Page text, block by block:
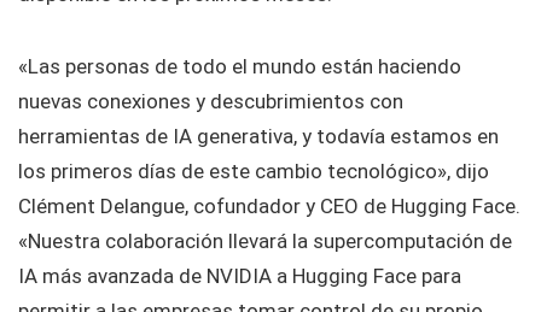
«Las personas de todo el mundo están haciendo
nuevas conexiones y descubrimientos con
herramientas de IA generativa, y todavía estamos en
los primeros días de este cambio tecnológico», dijo
Clément Delangue, cofundador y CEO de Hugging Face.
«Nuestra colaboración llevará la supercomputación de
IA más avanzada de NVIDIA a Hugging Face para